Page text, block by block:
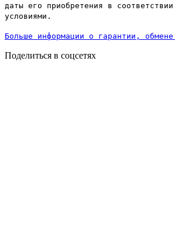
даты его приобретения в
условиями.
Больше информации о гарантии,
Поделиться в соцсетях